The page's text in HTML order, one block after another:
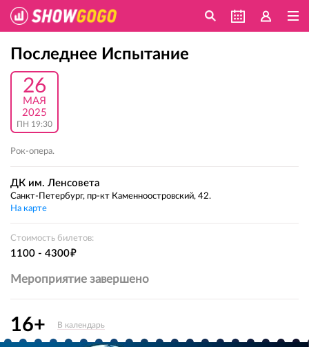
Последнее Испытание
26
МАЯ
2025
ПН 19:30
Рок-опера.
ДК им. Ленсовета
Санкт-Петербург, пр-кт Каменноостровский, 42.
На карте
Стоимость билетов:
1100 - 4300е
Мероприятие завершено
16+ В календарь